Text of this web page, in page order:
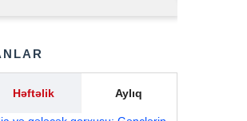
və Səudiyyə
su”nu
Həftəlik Aylıq